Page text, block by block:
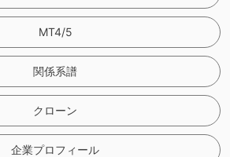
MT4/5
関係系譜
クローン
企業プロフィール